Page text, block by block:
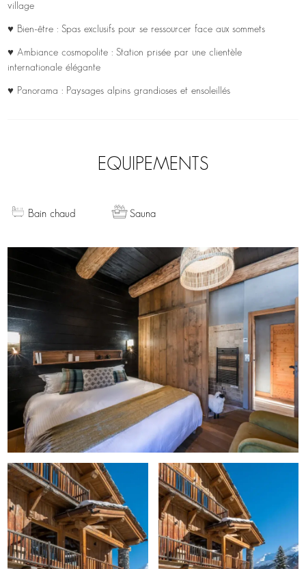
village
♥ Bien-être : Spas exclusifs pour se ressourcer face aux sommets
♥ Ambiance cosmopolite : Station prisée par une clientèle
internationale élégante
♥ Panorama : Paysages alpins grandioses et ensoleillés
EQUIPEMENTS
Bain chaud Sauna